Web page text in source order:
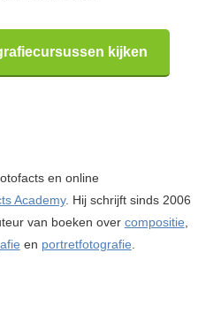
kijken
en online
Academy. Hij schrijft sinds 2006
van boeken over compositie
en portretfotografie